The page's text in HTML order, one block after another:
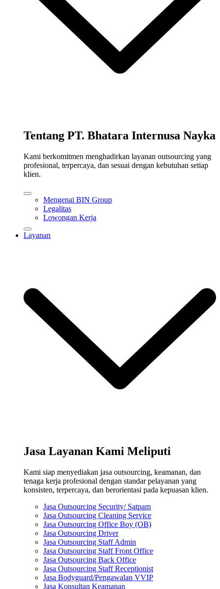
Tentang PT. Bhatara Internusa Nayka
Kami berkomitmen menghadirkan layanan outsourcing yang
profesional, terpercaya, dan sesuai dengan kebutuhan setiap
klien.
Mengenai BIN Group
Legalitas
Lowongan Kerja
Layanan
Jasa Layanan Kami Meliputi
Kami siap menyediakan jasa outsourcing, keamanan, dan
tenaga kerja profesional dengan standar pelayanan yang
konsisten, terpercaya, dan berorientasi pada kepuasan klien.
Jasa Outsourcing Security/ Satpam
Jasa Outsourcing Cleaning Service
Jasa Outsourcing Office Boy (OB)
Jasa Outsourcing Driver
Jasa Outsourcing Staff Admin
Jasa Outsourcing Staff Front Office
Jasa Outsourcing Back Office
Jasa Outsourcing Staff Receptionist
Jasa Bodyguard/Pengawalan VVIP
Jasa Konsultan Keamanan